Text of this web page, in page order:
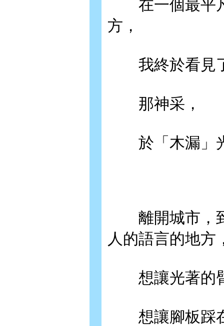
在一個最平凡
方，
我終於看見
那神采，
於「木漏」
離開城市，到
人的語言的地方
想讓光著的臂
想讓腳板踩在